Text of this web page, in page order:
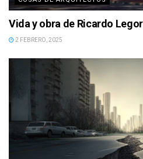
Vida y obra de Ricardo
2 FEBRERO, 2025